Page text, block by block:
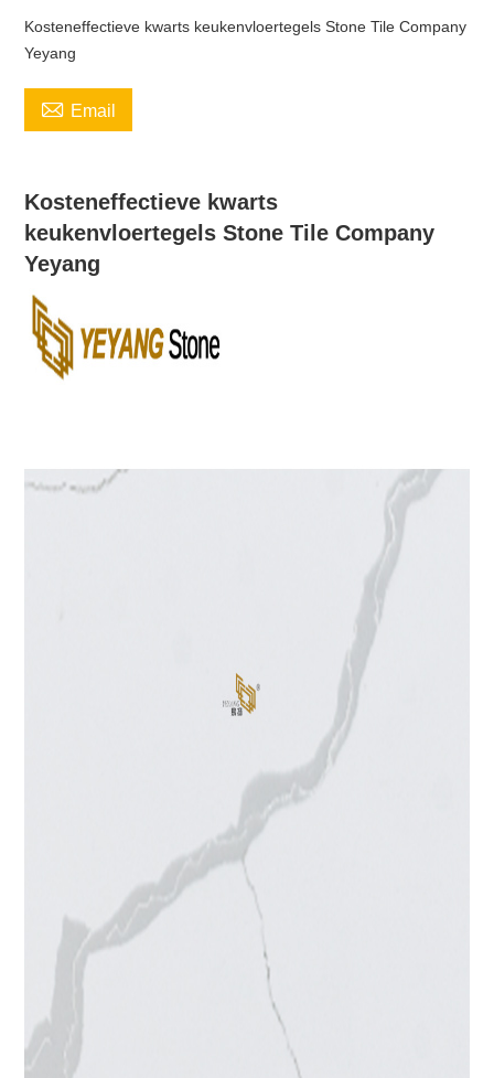
Kosteneffectieve kwarts keukenvloertegels Stone Tile Company
Yeyang
 Email
Kosteneffectieve kwarts
keukenvloertegels Stone Tile Company
Yeyang